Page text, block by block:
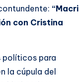
“Macri
con Cristina
políticos para
la cúpula del